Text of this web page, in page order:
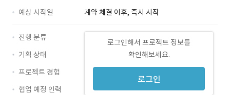
예상 시작일
계약 체결 이후, 즉시 시작
로그인해서 프로젝트 정보를
확인해보세요.
로그인
진행 분류
기획 상태
프로젝트 경험
협업 예정 인력